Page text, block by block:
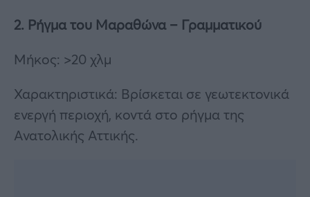
2. Ρήγμα του Μαραθώνα – Γραμματικού
Μήκος: >20 χλμ
Χαρακτηριστικά: Βρίσκεται σε γεωτεκτονικά
ενεργή περιοχή, κοντά στο ρήγμα της
Ανατολικής Αττικής.